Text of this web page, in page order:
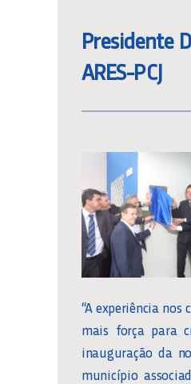
Presidente
ARES-PCJ
“A experiência
mais força para
inauguração da
município